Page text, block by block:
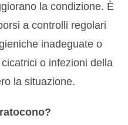
la condizione. È
a controlli regolari
inadeguate o
o infezioni della
la situazione.